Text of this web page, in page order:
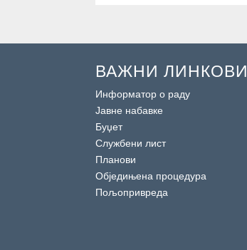
ВАЖНИ ЛИНКОВИ
Информатор о раду
Јавне набавке
Буџет
Службени лист
Планови
Обједињена процедура
Пољопривреда